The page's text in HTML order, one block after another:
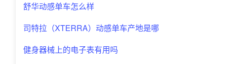
舒华动感单车怎么样
司特拉（XTERRA）动感单车产地是哪
健身器械上的电子表有用吗